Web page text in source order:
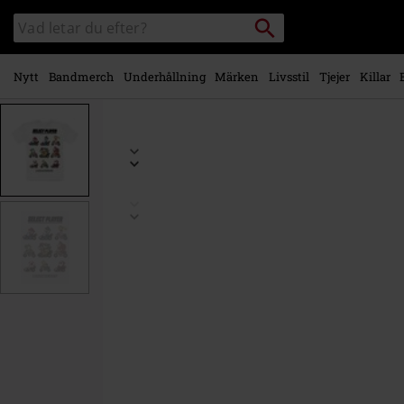
Gå till
huvudinnehåll
Sök
i
katalogen
Sök
Nytt Bandmerch Underhållning Märken Livsstil Tjejer Killar
www.emp-